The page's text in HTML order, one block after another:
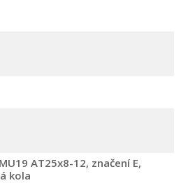
AT25x8-12, značení E,
kola